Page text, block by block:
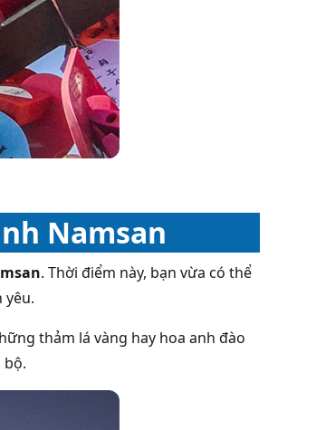
Namsan
. Thời điểm này, bạn vừa có thể
yêu.
thảm lá vàng hay hoa anh đào
bộ.